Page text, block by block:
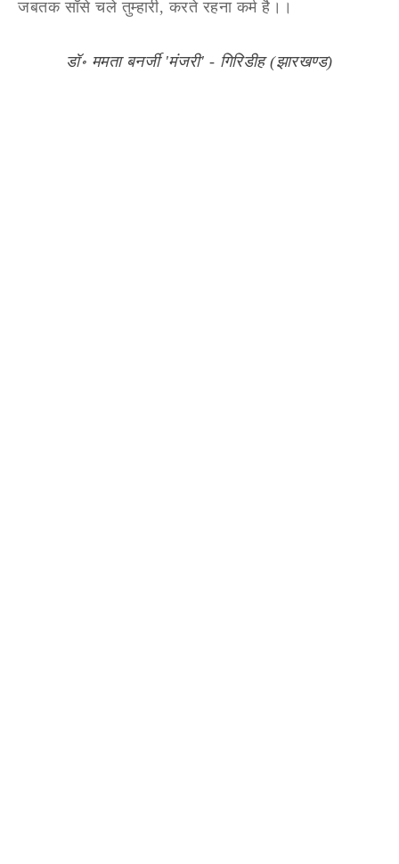
जबतक साँसे चले तुम्हारी, करते रहना कर्म है।।
डॉ॰ ममता बनर्जी 'मंजरी' - गिरिडीह (झारखण्ड)